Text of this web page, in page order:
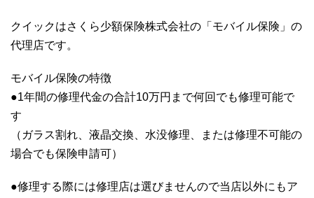
クイックはさくら少額保険株式会社の「モバイル保険」の
代理店です。
モバイル保険の特徴
●1年間の修理代金の合計10万円まで何回でも修理可能で
す
（ガラス割れ、液晶交換、水没修理、または修理不可能の
場合でも保険申請可）
●修理する際には修理店は選びませんので当店以外にもア